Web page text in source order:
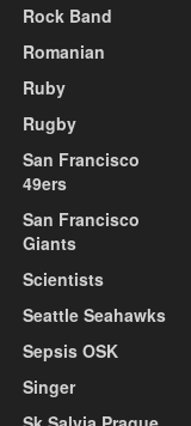
Rock Band
Romanian
Ruby
Rugby
San Francisco
49ers
San Francisco
Giants
Scientists
Seattle Seahawks
Sepsis OSK
Singer